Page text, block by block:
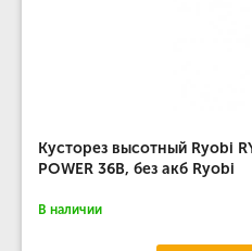
Кусторез высотный Ryobi
POWER 36В, без акб Ryobi
В наличии